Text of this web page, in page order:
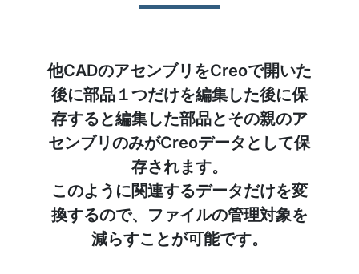
他CADのアセンブリをCreoで開いた
後に部品１つだけを編集した後に保
存すると編集した部品とその親のア
センブリのみがCreoデータとして保
存されます。
このように関連するデータだけを変
換するので、ファイルの管理対象を
減らすことが可能です。